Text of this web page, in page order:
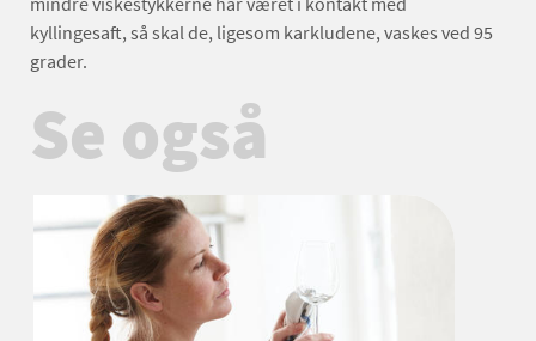
kyllingesaft, så skal de, ligesom karkludene, vaskes ved 95
grader.
Se også